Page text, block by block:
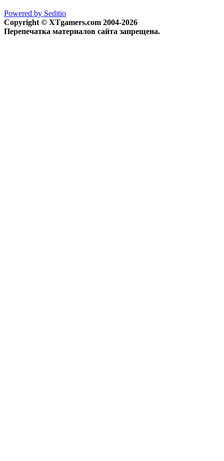
Powered by Seditio
Copyright © XTgamers.com 2004-2026
Перепечатка материалов сайта запрещена.